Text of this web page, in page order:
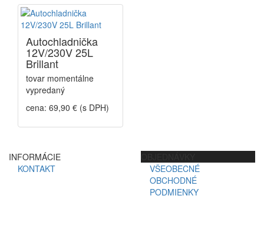
Autochladnička
12V/230V 25L
Brillant
tovar momentálne
vypredaný
cena: 69,90 € (s DPH)
INFORMÁCIE
KONTAKT
VŠEOBECNÉ
OBCHODNÉ
PODMIENKY